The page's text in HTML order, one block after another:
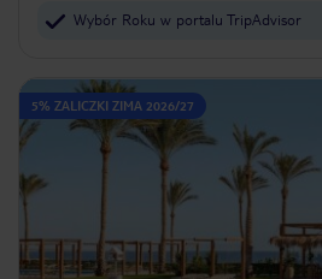
Wybór Roku w portalu TripAdvisor
5% ZALICZKI ZIMA 2026/27